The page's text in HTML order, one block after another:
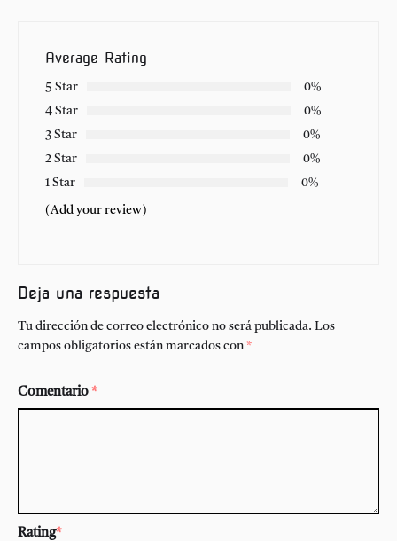
Average Rating
5 Star
0%
4 Star
0%
3 Star
0%
2 Star
0%
1 Star
0%
(Add your review)
Deja una respuesta
Tu dirección de correo electrónico no será publicada. Los
campos obligatorios están marcados con *
Comentario *
Rating*